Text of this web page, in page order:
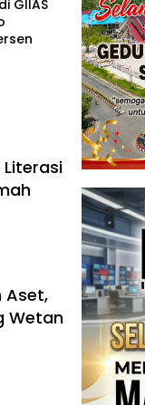
GIIAS
Literasi
Aset,
Wetan